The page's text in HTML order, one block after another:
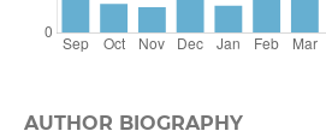
AUTHOR BIOGRAPHY